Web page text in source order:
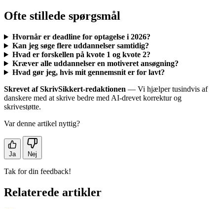
Ofte stillede spørgsmål
Hvornår er deadline for optagelse i 2026?
Kan jeg søge flere uddannelser samtidig?
Hvad er forskellen på kvote 1 og kvote 2?
Kræver alle uddannelser en motiveret ansøgning?
Hvad gør jeg, hvis mit gennemsnit er for lavt?
Skrevet af SkrivSikkert-redaktionen — Vi hjælper tusindvis af
danskere med at skrive bedre med AI-drevet korrektur og
skrivestøtte.
Var denne artikel nyttig?
Ja Nej
Tak for din feedback!
Relaterede artikler